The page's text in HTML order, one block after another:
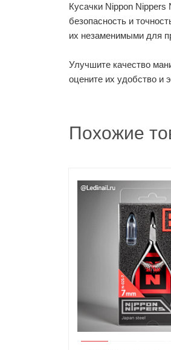
Кусачки Nippon Nippers
безопасность и
их незаменимыми для
Улучшите качество
оцените их удобство и
Похожие